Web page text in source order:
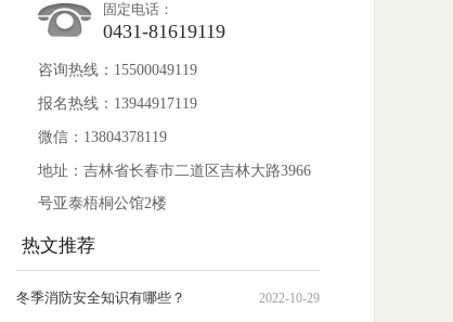
固定电话：
0431-81619119
咨询热线：15500049119
报名热线：13944917119
微信：13804378119
地址：吉林省长春市二道区吉林大路3966
号亚泰梧桐公馆2楼
热文推荐
2022-10-29
冬季消防安全知识有哪些？